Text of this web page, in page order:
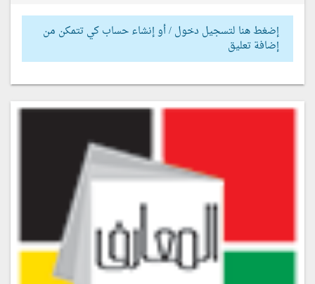
إضغط هنا لتسجيل دخول / أو إنشاء حساب كي تتمكن من
إضافة تعليق